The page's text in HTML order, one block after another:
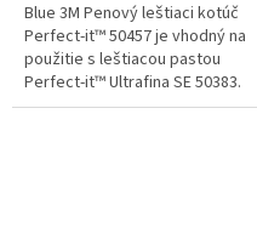
Blue 3M Penový leštiaci kotúč
Perfect-it™ 50457 je vhodný na
použitie s leštiacou pastou
Perfect-it™ Ultrafina SE 50383.
Na leštenie je vhodná modrá